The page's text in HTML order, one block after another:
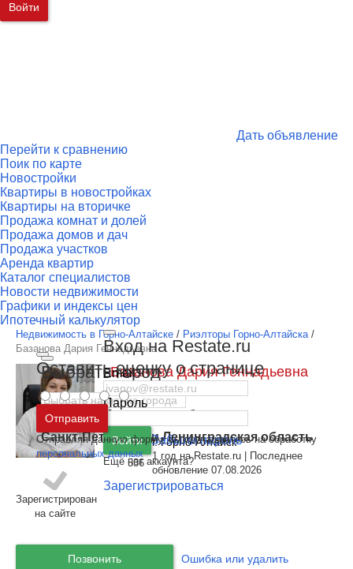
Войти
Дать объявление
Перейти к сравнению
Поик по карте
Новостройки
Квартиры в новостройках
Квартиры на вторичке
Продажа комнат и долей
Продажа домов и дач
Продажа участков
Аренда квартир
Каталог специалистов
Новости недвижимости
Графики и индексы цен
Ипотечный калькулятор
Выбрать город
Москва и
Московская область
Санкт-Петербург иЛенинградская область
Вход на Restate.ru
Email
Пароль
Войти Забыли пароль
Ещё нет аккаунта?
Зарегистрироваться
Недвижимость в Горно-Алтайске / Риэлторы Горно-Алтайска /
Базанова Дария Геннадьевна
Зарегистрирован
на сайте
Базанова Дария Геннадьевна
Этот специалист - я
Регион:г. Горно-Алтайск
536
1 год на Restate.ru | Последнее
обновление 07.08.2026
Позвонить Ошибка или удалить
Оставить оценку о странице
Отправить
Отправляя данную форму, вы соглашаетесь на обработку
персональных данных